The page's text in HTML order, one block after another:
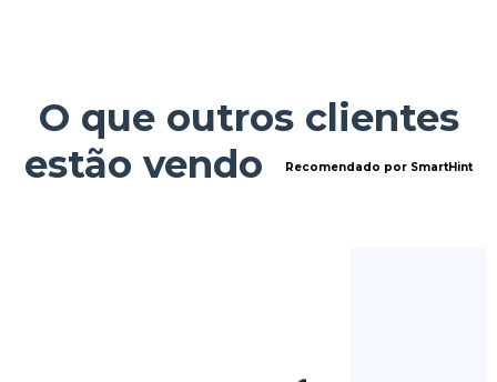
O que outros clientes
estão vendo
Recomendado por SmartHint